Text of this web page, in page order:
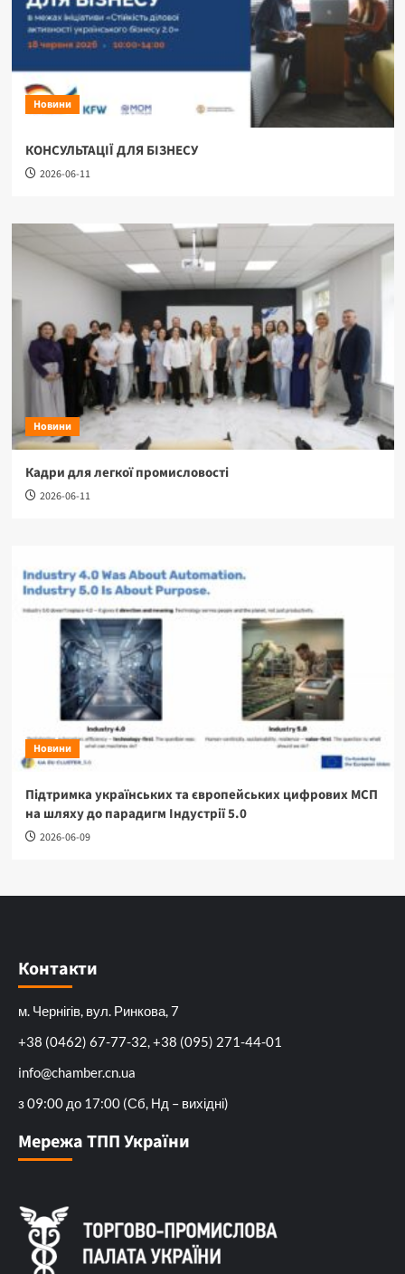
Новини
КОНСУЛЬТАЦІЇ ДЛЯ БІЗНЕСУ
2026-06-11
Новини
Кадри для легкої промисловості
2026-06-11
Новини
Підтримка українських та європейських цифрових МСП
на шляху до парадигм Індустрії 5.0
2026-06-09
Контакти
м. Чернігів, вул. Ринкова, 7
+38 (0462) 67-77-32, +38 (095) 271-44-01
info@chamber.cn.ua
з 09:00 до 17:00 (Сб, Нд – вихідні)
Мережа ТПП України